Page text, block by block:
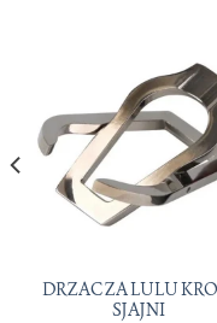
DRZAC ZA LULU
SJAJNI